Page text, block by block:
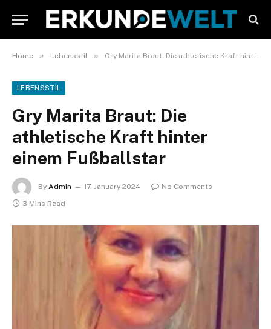
Home » Lebensstil » Gry Marita Braut: Die athletische Kraft hinter einem Fußballstar
LEBENSSTIL
Gry Marita Braut: Die
athletische Kraft hinter
einem Fußballstar
By Admin 17. January 2024
No Comments
3 Mins Read